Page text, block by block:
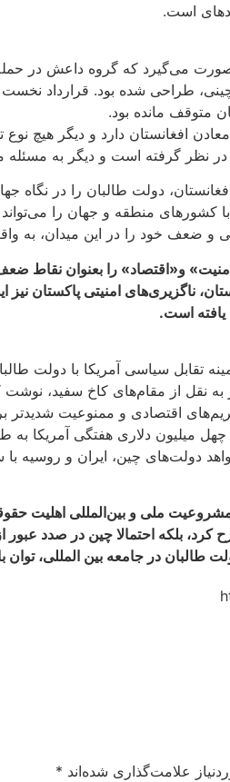
است.
صورت می‌گیرد که گروه داعش در
چینی، طراحی شده بود. قرارداد
متوقف مانده بود.
افغانستان دارد و دیگر هیچ نوع
نظر گرفته است و دیگر به مسئله
دولت طالبان را در نگاه
کشورهای منطقه و جهان را
و ضعف خود را در این میدان، به
و«اقتصاد» را بعنوان نقاط
ناگزیری‌های امنیتی پاکستان
است.
زمینه تقابل سیاسی آمریکا با
نقل از مقام‌های کاخ سفید، نوشت
اقتصادی و ممنوعیت شدیدتر
چهل میلیون دلاری هفتگی آمریکا
دولت‌های چین، ایران و روسیه با
ملی و بین‌المللی اهلیت حقوقی
بلکه احتمالا چین در صدد
طالبان در جامعه بین المللی،
علامت‌گذاری شده‌اند *